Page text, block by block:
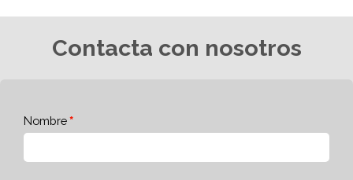
Contacta con nosotros
Nombre